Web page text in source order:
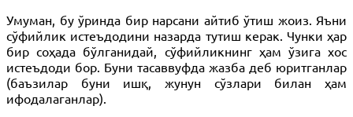
Умуман, бу ўринда бир нарсани айтиб ўтиш жоиз. Яъни
сўфийлик истеъдодини назарда тутиш керак. Чунки ҳар
бир соҳада бўлганидай, сўфийликнинг ҳам ўзига хос
истеъдоди бор. Буни тасаввуфда жазба деб юритганлар
(баъзилар буни ишқ, жунун сўзлари билан ҳам
ифодалаганлар).